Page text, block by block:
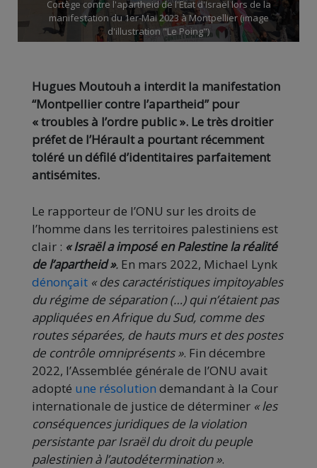
Cortège contre l'apartheid de l'Etat d'Israël lors de la
manifestation du 1er-Mai 2023 à Montpellier (image
d'illustration "Le Poing")
Hugues Moutouh a interdit la manifestation
“Montpellier contre l’apartheid” pour
« troubles à l’ordre public ». Le très droitier
préfet de l’Hérault a pourtant récemment
toléré un défilé d’identitaires parfaitement
antisémites.
Le rapporteur de l’ONU sur les droits de
l’homme dans les territoires palestiniens est
clair : « Israël a imposé en Palestine la réalité
de l’apartheid ». En mars 2022, Michael Lynk
dénonçait « des caractéristiques impitoyables
du régime de séparation (…) qui n’étaient pas
appliquées en Afrique du Sud, comme des
routes séparées, de hauts murs et des postes
de contrôle omniprésents ». Fin décembre
2022, l’Assemblée générale de l’ONU avait
adopté une résolution demandant à la Cour
internationale de justice de déterminer « les
conséquences juridiques de la violation
persistante par Israël du droit du peuple
palestinien à l’autodétermination ».